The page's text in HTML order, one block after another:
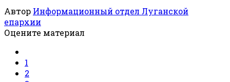
Автор Информационный отдел Луганской
епархии
Оцените материал
1
2